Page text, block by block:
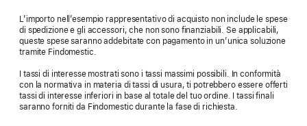
L’importo nell’esempio rappresentativo di acquisto non include le spese
di spedizione e gli accessori, che non sono finanziabili. Se applicabili,
queste spese saranno addebitate con pagamento in un’unica soluzione
tramite Findomestic.
I tassi di interesse mostrati sono i tassi massimi possibili. In conformità
con la normativa in materia di tassi di usura, ti potrebbero essere offerti
tassi di interesse inferiori in base al totale del tuo ordine. I tassi finali
saranno forniti da Findomestic durante la fase di richiesta.